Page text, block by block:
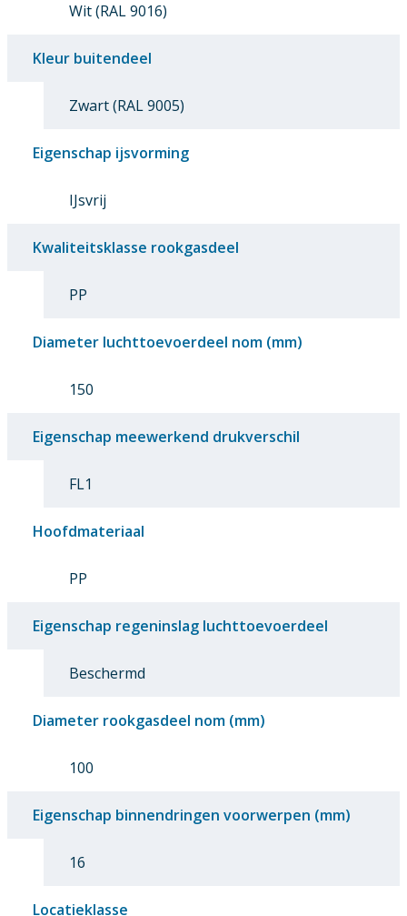
Wit (RAL 9016)
Kleur buitendeel
Zwart (RAL 9005)
Eigenschap ijsvorming
IJsvrij
Kwaliteitsklasse rookgasdeel
PP
Diameter luchttoevoerdeel nom (mm)
150
Eigenschap meewerkend drukverschil
FL1
Hoofdmateriaal
PP
Eigenschap regeninslag luchttoevoerdeel
Beschermd
Diameter rookgasdeel nom (mm)
100
Eigenschap binnendringen voorwerpen (mm)
16
Locatieklasse